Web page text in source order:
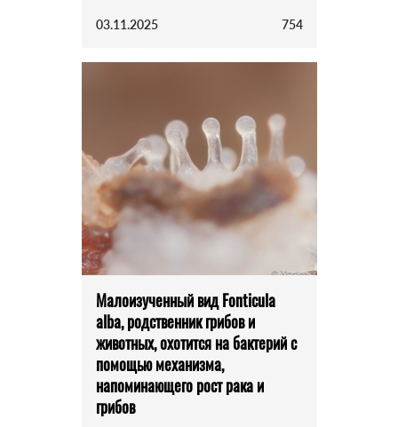
03.11.2025 754
Малоизученный вид Fonticula
alba, родственник грибов и
животных, охотится на бактерий с
помощью механизма,
напоминающего рост рака и
грибов